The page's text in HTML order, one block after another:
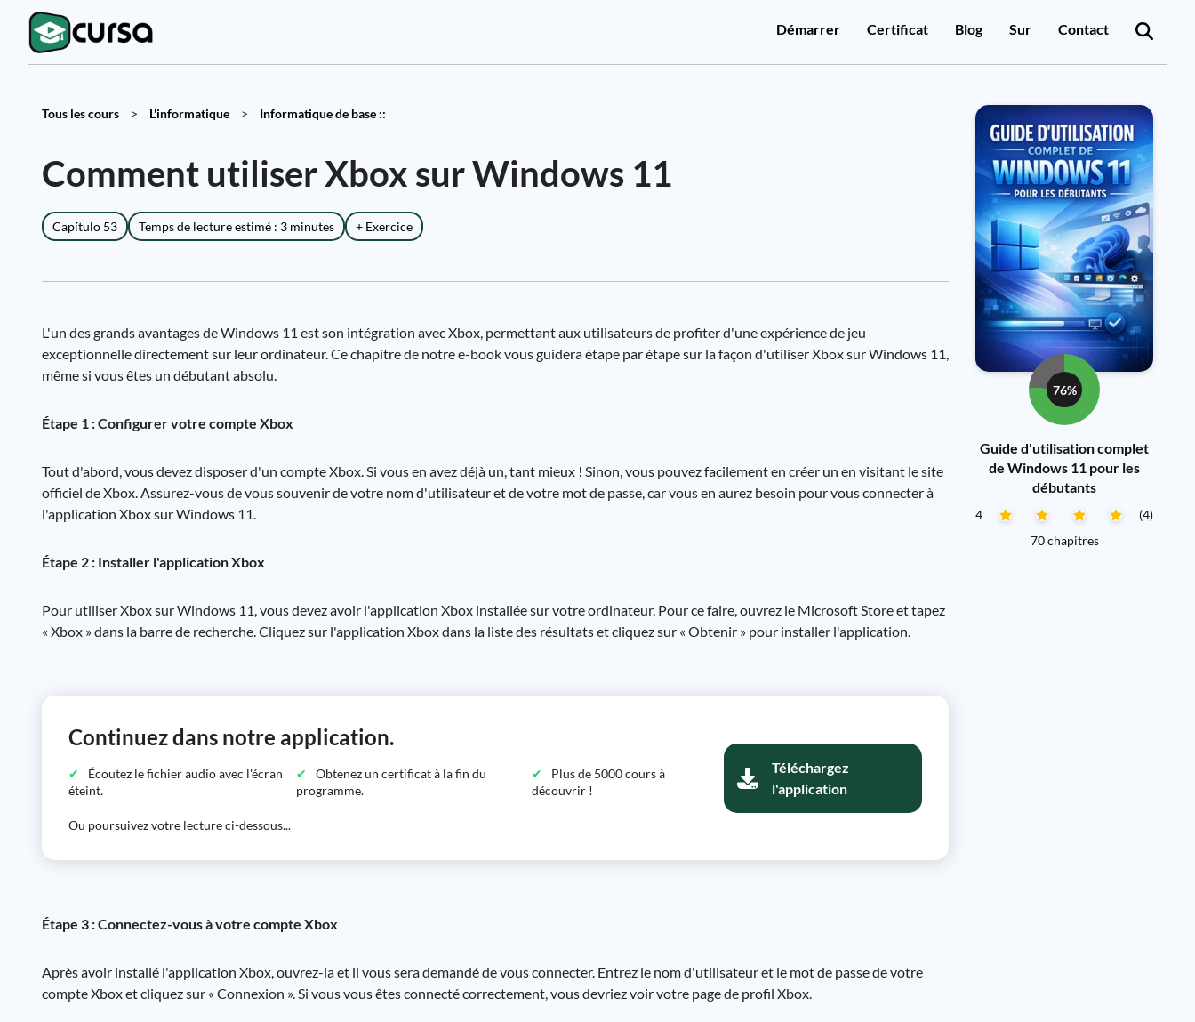
Démarrer Certificat Blog Sur Contact
Tous les cours > L'informatique > Informatique de base ::
Comment utiliser Xbox sur Windows 11
Capítulo 53 Temps de lecture estimé : 3 minutes + Exercice
L'un des grands avantages de Windows 11 est son intégration avec Xbox, permettant aux utilisateurs de profiter d'une expérience de jeu
exceptionnelle directement sur leur ordinateur. Ce chapitre de notre e-book vous guidera étape par étape sur la façon d'utiliser Xbox sur Windows 11,
même si vous êtes un débutant absolu.
Étape 1 : Configurer votre compte Xbox
Tout d'abord, vous devez disposer d'un compte Xbox. Si vous en avez déjà un, tant mieux ! Sinon, vous pouvez facilement en créer un en visitant le site
officiel de Xbox. Assurez-vous de vous souvenir de votre nom d'utilisateur et de votre mot de passe, car vous en aurez besoin pour vous connecter à
l'application Xbox sur Windows 11.
Étape 2 : Installer l'application Xbox
Pour utiliser Xbox sur Windows 11, vous devez avoir l'application Xbox installée sur votre ordinateur. Pour ce faire, ouvrez le Microsoft Store et tapez
« Xbox » dans la barre de recherche. Cliquez sur l'application Xbox dans la liste des résultats et cliquez sur « Obtenir » pour installer l'application.
Continuez dans notre application.
Écoutez le fichier audio avec l'écran
éteint.
Obtenez un certificat à la fin du
programme.
Plus de 5000 cours à
découvrir !
Ou poursuivez votre lecture ci-dessous...
Téléchargez
l'application
Étape 3 : Connectez-vous à votre compte Xbox
Après avoir installé l'application Xbox, ouvrez-la et il vous sera demandé de vous connecter. Entrez le nom d'utilisateur et le mot de passe de votre
compte Xbox et cliquez sur « Connexion ». Si vous vous êtes connecté correctement, vous devriez voir votre page de profil Xbox.
76%
Guide d'utilisation complet
de Windows 11 pour les
débutants
4
(4)
70 chapitres